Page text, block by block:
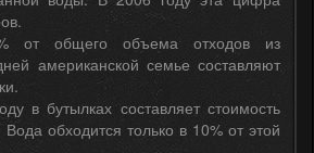
от общего объема отходов из
американской семье составляют
в бутылках составляет стоимость
обходится только в 10% от этой